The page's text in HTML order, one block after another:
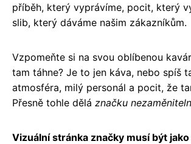
příběh, který vyprávíme, pocit, který
slib, který dáváme našim zákazníkům.
Vzpomeňte si na svou oblíbenou
tam táhne? Je to jen káva, nebo spíš
atmosféra, milý personál a pocit, že
Přesně tohle dělá značku
Vizuální stránka značky musí být